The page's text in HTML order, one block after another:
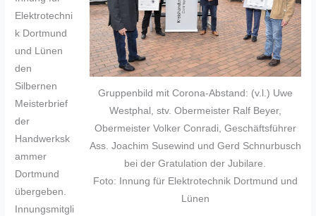
Gruppenbild mit Corona-Abstand: (v.l.) Uwe
Westphal, stv. Obermeister Ralf Beyer,
Obermeister Volker Conradi, Geschäftsführer
Ass. Joachim Susewind und Gerd Schnurbusch
bei der Gratulation der Jubilare.
Foto: Innung für Elektrotechnik Dortmund und
Lünen
Elektrotechni
k Dortmund
und Lünen
den
Silbernen
Meisterbrief
der
Handwerksk
ammer
Dortmund
übergeben.
Innungsmitgli